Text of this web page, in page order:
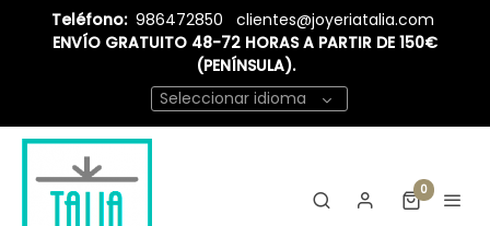
Teléfono: 986472850
clientes@joyeriatalia.com
ENVÍO GRATUITO 48-72 HORAS A PARTIR DE 150€
(PENÍNSULA).
Seleccionar idioma
0